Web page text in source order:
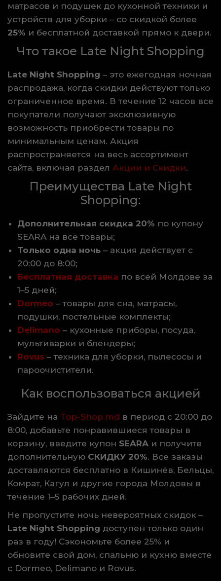
матрасов и подушек до кухонной техники и
устройств для уборки – со скидкой более
25% и бесплатной доставкой прямо к двери.
Что такое Late Night Shopping
Late Night Shopping – это ежегодная ночная
распродажа, когда скидки действуют только
ограниченное время. В течение 12 часов все
покупатели получают эксклюзивную
возможность приобрести товары по
минимальным ценам. Акция
распространяется на весь ассортимент
сайта, включая раздел Акции и Скидки.
Преимущества Late Night
Shopping:
Дополнительная скидка 20% по купону
SEARA на все товары;
Только одна ночь – акция действует с
20:00 до 8:00;
Бесплатная доставка по всей Молдове за
1–5 дней;
Dormeo – товары для сна, матрасы,
подушки, постельные комплекты;
Delimano – кухонные приборы, посуда,
мультиварки и блендеры;
Rovus – техника для уборки, пылесосы и
пароочистители.
Как воспользоваться акцией
Зайдите на Top-Shop.md в период с 20:00 до
8:00, добавьте понравившиеся товары в
корзину, введите купон SEARA и получите
дополнительную СКИДКУ 20%. Все заказы
доставляются бесплатно в Кишинёв, Бельцы,
Комрат, Кагул и другие города Молдовы в
течение 1–5 рабочих дней.
Не пропустите ночь невероятных скидок –
Late Night Shopping доступен только один
раз в году! Сэкономьте более 25% и
обновите свой дом, спальню и кухню вместе
с Dormeo, Delimano и Rovus.